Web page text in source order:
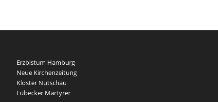
Erzbistum Hamburg
Neue Kirchenzeitung
Kloster Nütschau
Lübecker Märtyrer